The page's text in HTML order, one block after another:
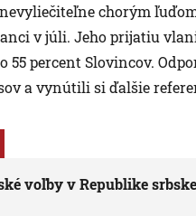
chorým
v júli. Jeho prijatiu
55 percent Slovincov.
a vynútili si ďalšie
voľby v Republike